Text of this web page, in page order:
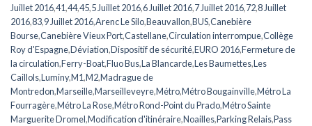
Juillet 2016,41,44,45,5 Juillet 2016,6 Juillet 2016,7 Juillet 2016,72,8 Juillet
2016,83,9 Juillet 2016,Arenc Le Silo,Beauvallon,BUS,Canebière
Bourse,Canebière Vieux Port,Castellane,Circulation interrompue,Collège
Roy d'Espagne,Déviation,Dispositif de sécurité,EURO 2016,Fermeture de
la circulation,Ferry-Boat,Fluo Bus,La Blancarde,Les Baumettes,Les
Caillols,Luminy,M1,M2,Madrague de
Montredon,Marseille,Marseilleveyre,Métro,Métro Bougainville,Métro La
Fourragère,Métro La Rose,Métro Rond-Point du Prado,Métro Sainte
Marguerite Dromel,Modification d'itinéraire,Noailles,Parking Relais,Pass